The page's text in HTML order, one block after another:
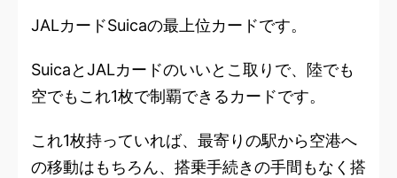
JALカードSuicaの最上位カードです。
SuicaとJALカードのいいとこ取りで、陸でも
空でもこれ1枚で制覇できるカードです。
これ1枚持っていれば、最寄りの駅から空港へ
の移動はもちろん、搭乗手続きの手間もなく搭